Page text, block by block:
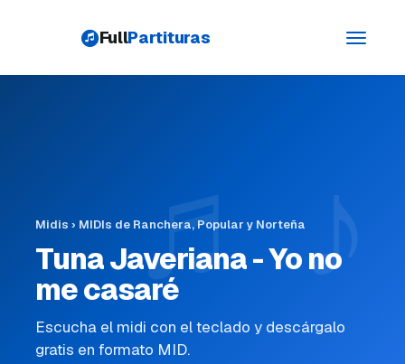
Toggle
FullPartituras
Midis › MIDIs de Ranchera, Popular y Norteña
Tuna Javeriana - Yo no
me casaré
Escucha el midi con el teclado y descárgalo
gratis en formato MID.